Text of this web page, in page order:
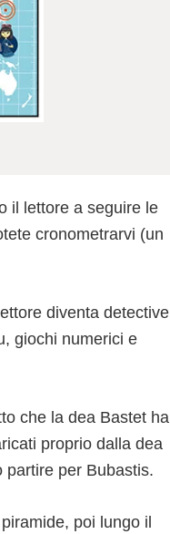
il lettore a seguire le
cronometrarvi (un
diventa detective
giochi numerici e
che la dea Bastet ha
proprio dalla dea
partire per Bubastis.
poi lungo il